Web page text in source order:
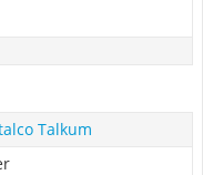
Talkum